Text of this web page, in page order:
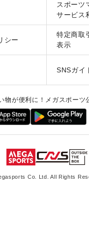
スポーツ
サービス
シー
特定商取
表示
SNSガイ
物が便利に！メガスポーツ
Co. Ltd. All Rights